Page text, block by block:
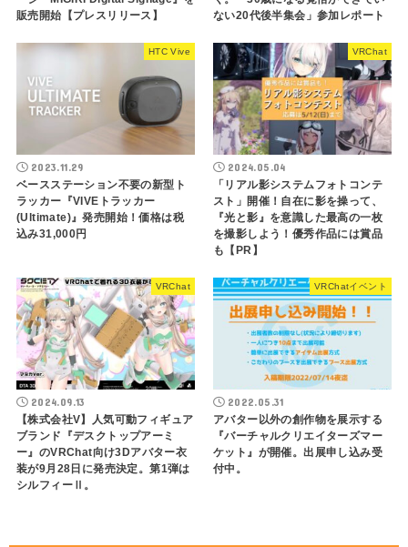
販売開始【プレスリリース】
ない20代後半集会」参加レポート
HTC Vive
2023.11.29
ベースステーション不要の新型ト
ラッカー『VIVEトラッカー
(Ultimate)』発売開始！価格は税
込み31,000円
VRChat
2024.05.04
「リアル影システムフォトコンテ
スト」開催！自在に影を操って、
『光と影』を意識した最高の一枚
を撮影しよう！優秀作品には賞品
も【PR】
VRChat
2024.09.13
【株式会社V】人気可動フィギュア
ブランド『デスクトップアーミ
ー』のVRChat向け3Dアバター衣
装が9月28日に発売決定。第1弾は
シルフィーⅡ。
VRChatイベント
2022.05.31
アバター以外の創作物を展示する
『バーチャルクリエイターズマー
ケット』が開催。出展申し込み受
付中。